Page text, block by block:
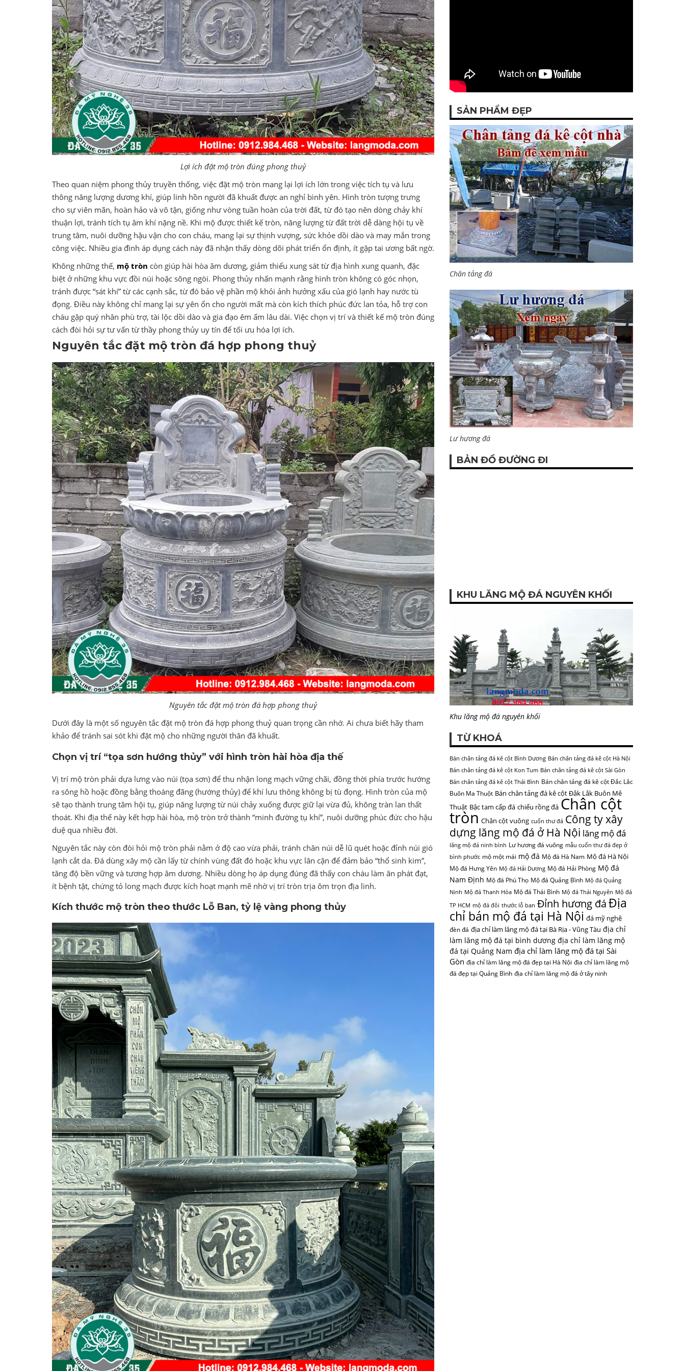
Lợi ích đặt mộ tròn đúng phong thuỷ
Theo quan niệm phong thủy truyền thống, việc đặt mộ tròn mang lại lợi ích lớn trong việc tích tụ và lưu
thông năng lượng dương khí, giúp linh hồn người đã khuất được an nghỉ bình yên. Hình tròn tượng trưng
cho sự viên mãn, hoàn hảo và vô tận, giống như vòng tuần hoàn của trời đất, từ đó tạo nên dòng chảy khí
thuận lợi, tránh tích tụ âm khí nặng nề. Khi mộ được thiết kế tròn, năng lượng từ đất trời dễ dàng hội tụ về
trung tâm, nuôi dưỡng hậu vận cho con cháu, mang lại sự thịnh vượng, sức khỏe dồi dào và may mắn trong
công việc. Nhiều gia đình áp dụng cách này đã nhận thấy dòng dõi phát triển ổn định, ít gặp tai ương bất ngờ.
Không những thế, mộ tròn còn giúp hài hòa âm dương, giảm thiểu xung sát từ địa hình xung quanh, đặc
biệt ở những khu vực đồi núi hoặc sông ngòi. Phong thủy nhấn mạnh rằng hình tròn không có góc nhọn,
tránh được “sát khí” từ các cạnh sắc, từ đó bảo vệ phần mộ khỏi ảnh hưởng xấu của gió lạnh hay nước tù
đọng. Điều này không chỉ mang lại sự yên ổn cho người mất mà còn kích thích phúc đức lan tỏa, hỗ trợ con
cháu gặp quý nhân phù trợ, tài lộc dồi dào và gia đạo êm ấm lâu dài. Việc chọn vị trí và thiết kế mộ tròn đúng
cách đòi hỏi sự tư vấn từ thầy phong thủy uy tín để tối ưu hóa lợi ích.
Nguyên tắc đặt mộ tròn đá hợp phong thuỷ
Nguyên tắc đặt mộ tròn đá hợp phong thuỷ
Dưới đây là một số nguyên tắc đặt mộ tròn đá hợp phong thuỷ quan trọng cần nhớ. Ai chưa biết hãy tham
khảo để tránh sai sót khi đặt mộ cho những người thân đã khuất.
Chọn vị trí “tọa sơn hướng thủy” với hình tròn hài hòa địa thế
Vị trí mộ tròn phải dựa lưng vào núi (tọa sơn) để thu nhận long mạch vững chãi, đồng thời phía trước hướng
ra sông hồ hoặc đồng bằng thoáng đãng (hướng thủy) để khí lưu thông không bị tù đọng. Hình tròn của mộ
sẽ tạo thành trung tâm hội tụ, giúp năng lượng từ núi chảy xuống được giữ lại vừa đủ, không tràn lan thất
thoát. Khi địa thế này kết hợp hài hòa, mộ tròn trở thành “minh đường tụ khí”, nuôi dưỡng phúc đức cho hậu
duệ qua nhiều đời.
Nguyên tắc này còn đòi hỏi mộ tròn phải nằm ở độ cao vừa phải, tránh chân núi dễ lũ quét hoặc đỉnh núi gió
lạnh cắt da. Đá dùng xây mộ cần lấy từ chính vùng đất đó hoặc khu vực lân cận để đảm bảo “thổ sinh kim”,
tăng độ bền vững và tương hợp âm dương. Nhiều dòng họ áp dụng đúng đã thấy con cháu làm ăn phát đạt,
ít bệnh tật, chứng tỏ long mạch được kích hoạt mạnh mẽ nhờ vị trí tròn trịa ôm trọn địa linh.
Kích thước mộ tròn theo thước Lỗ Ban, tỷ lệ vàng phong thủy
SẢN PHẨM ĐẸP
Chân tảng đá
Lư hương đá
BẢN ĐỒ ĐƯỜNG ĐI
KHU LĂNG MỘ ĐÁ NGUYÊN KHỐI
Khu lăng mộ đá nguyên khối
TỪ KHOÁ
Bán chân tảng đá kê cột Bình Dương Bán chân tảng đá kê cột Hà Nội
Bán chân tảng đá kê cột Kon Tum Bán chân tảng đá kê cột Sài Gòn
Bán chân tảng đá kê cột Thái Bình Bán chân tảng đá kê cột Đắc Lắc
Buôn Ma Thuột Bán chân tảng đá kê cột Đắk Lắk Buôn Mê
Thuật Bậc tam cấp đá chiếu rồng đá Chân cột
tròn Chân cột vuông cuốn thư đá Công ty xây
dựng lăng mộ đá ở Hà Nội lăng mộ đá
lăng mộ đá ninh bình Lư hương đá vuông mẫu cuốn thư đá đẹp ở
bình phước mộ một mái mộ đá Mộ đá Hà Nam Mộ đá Hà Nội
Mộ đá Hưng Yên Mộ đá Hải Dương Mộ đá Hải Phòng Mộ đá
Nam Định Mộ đá Phú Thọ Mộ đá Quảng Bình Mộ đá Quảng
Ninh Mộ đá Thanh Hóa Mộ đá Thái Bình Mộ đá Thái Nguyên Mộ đá
TP HCM mộ đá đôi thước lỗ ban Đỉnh hương đáĐịa
chỉ bán mộ đá tại Hà Nội đá mỹ nghệ
đèn đá địa chỉ làm lăng mộ đá tại Bà Rịa - Vũng Tàu địa chỉ
làm lăng mộ đá tại bình dương địa chỉ làm lăng mộ
đá tại Quảng Nam địa chỉ làm lăng mộ đá tại Sài
Gòn địa chỉ làm lăng mộ đá đẹp tại Hà Nội địa chỉ làm lăng mộ
đá đẹp tại Quảng Bình địa chỉ làm lăng mộ đá ở tây ninh